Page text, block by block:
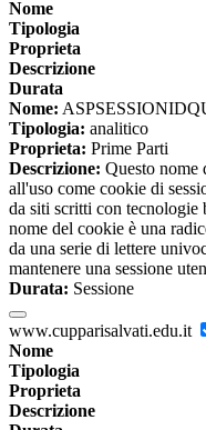
Nome
Tipologia
Proprieta
Descrizione
Durata
Nome:
Tipologia: analitico
Proprieta: Prime Parti
Descrizione: Questo nome
all'uso come cookie di
da siti scritti con tecnologie
nome del cookie è una
da una serie di lettere
mantenere una sessione
Durata: Sessione
www.cupparisalvati.edu.it
Nome
Tipologia
Proprieta
Descrizione